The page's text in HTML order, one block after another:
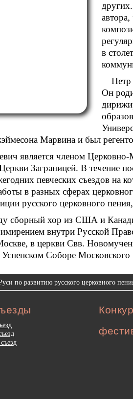
в
Петр
Он
Марвина и был
является членом
Заграницей. В течение
певческих съездов на
в разных сферах
русского церковного
сборный хор из США и Канады
внутри Русской
в церкви Свв.
Соборе Московского
по развитию русского церковного